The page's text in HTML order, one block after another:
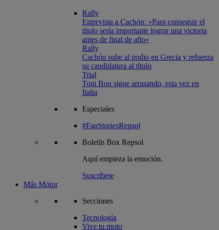
Rally
Entrevista a Cachón: «Para conseguir el
título sería importante lograr una victoria
antes de final de año»
Rally
Cachón sube al podio en Grecia y refuerza
su candidatura al título
Trial
Toni Bou sigue arrasando, esta vez en
Italia
Especiales
#FanStoriesRepsol
Boletín Box Repsol
Aquí empieza la emoción.
Suscríbete
Más Motor
Secciones
Tecnología
Vive tu moto